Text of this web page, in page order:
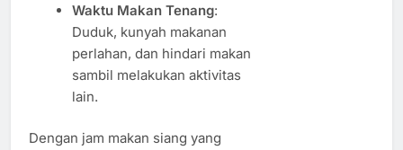
Waktu Makan Tenang:
Duduk, kunyah makanan
perlahan, dan hindari makan
sambil melakukan aktivitas
lain.
Dengan jam makan siang yang